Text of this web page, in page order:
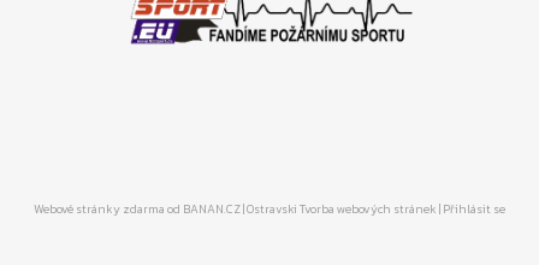
Webové stránky zdarma od BANAN.CZ|Ostravski Tvorba webových stránek | Přihlásit se